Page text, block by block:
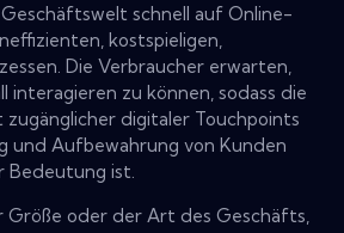
schnell auf Online-
kostspieligen,
Die Verbraucher erwarten,
interagieren zu können, sodass die
digitaler Touchpoints
und Aufbewahrung von Kunden
Bedeutung ist.
Größe oder der Art des Geschäfts,